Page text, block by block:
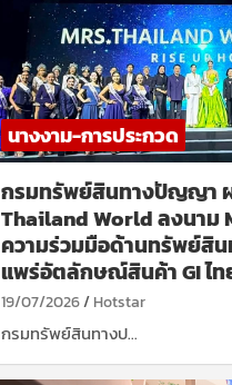
นางงาม-การประกวด
กรมทรัพย์สินทางปัญญา
Thailand World ลงนาม
ความร่วมมือด้านทรัพย์สิ
แพร่อัตลักษณ์สินค้า GI ไท
19/07/2026 Hotstar
กรมทรัพย์สินทางป…